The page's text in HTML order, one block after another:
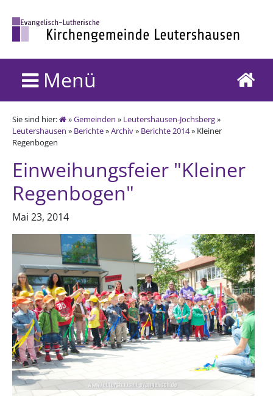
Menü
Sie sind hier: »Gemeinden » Leutershausen-Jochsberg»
Leutershausen » Berichte»Archiv» Berichte 2014» Kleiner
Regenbogen
Einweihungsfeier "Kleiner
Regenbogen"
Mai 23, 2014